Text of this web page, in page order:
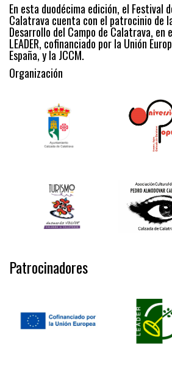
En esta duodécima edición, el Festival
Calatrava cuenta con el patrocinio de
Desarrollo del Campo de Calatrava, en
LEADER, cofinanciado por la Unión
España, y la JCCM.
Organización
Patrocinadores